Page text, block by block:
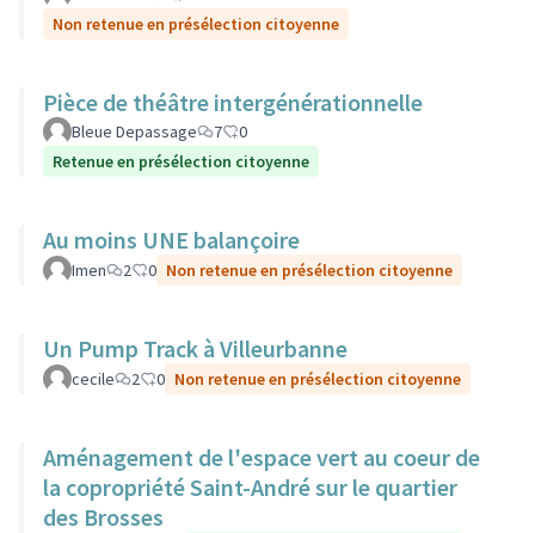
Non retenue en présélection citoyenne
Pièce de théâtre intergénérationnelle
Bleue Depassage 7
0
Retenue en présélection citoyenne
Au moins UNE balançoire
Imen 2 0 Non retenue en présélection citoyenne
Un Pump Track à Villeurbanne
cecile 2 0 Non retenue en présélection citoyenne
Aménagement de l'espace vert au coeur de
la copropriété Saint-André sur le quartier
des Brosses